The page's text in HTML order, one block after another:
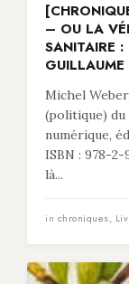
– OU LA
SANITAIRE :
Michel
(politique) du
numérique,
ISBN : 978-
là...
in chroniques,